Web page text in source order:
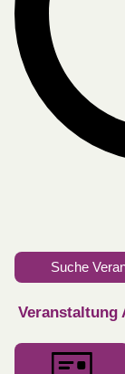
Suche
Veranstaltung